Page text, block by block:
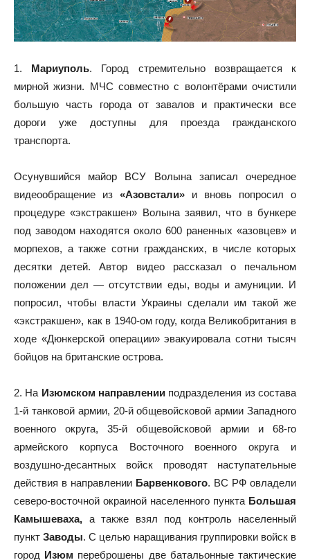
1. Мариуполь. Город стремительно возвращается к
мирной жизни. МЧС совместно с волонтёрами очистили
большую часть города от завалов и практически все
дороги уже доступны для проезда гражданского
транспорта.
Осунувшийся майор ВСУ Волына записал очередное
видеообращение из «Азовстали» и вновь попросил о
процедуре «экстракшен» Волына заявил, что в бункере
под заводом находятся около 600 раненных «азовцев» и
морпехов, а также сотни гражданских, в числе которых
десятки детей. Автор видео рассказал о печальном
положении дел — отсутствии еды, воды и амуниции. И
попросил, чтобы власти Украины сделали им такой же
«экстракшен», как в 1940-ом году, когда Великобритания в
ходе «Дюнкерской операции» эвакуировала сотни тысяч
бойцов на британские острова.
2. На Изюмском направлении подразделения из состава
1-й танковой армии, 20-й общевойсковой армии Западного
военного округа, 35-й общевойсковой армии и 68-го
армейского корпуса Восточного военного округа и
воздушно-десантных войск проводят наступательные
действия в направлении Барвенкового. ВС РФ овладели
северо-восточной окраиной населенного пункта Большая
Камышеваха, а также взял под контроль населенный
пунктЗаводы. С целью наращивания группировки войск в
город Изюм переброшены две батальонные тактические